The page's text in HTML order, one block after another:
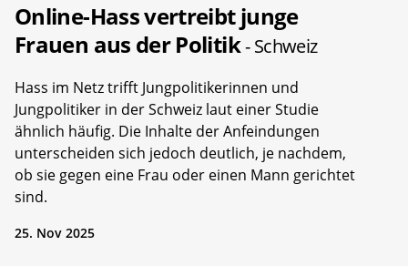
Online-Hass vertreibt junge
Frauen aus der Politik- Schweiz
Hass im Netz trifft Jungpolitikerinnen und
Jungpolitiker in der Schweiz laut einer Studie
ähnlich häufig. Die Inhalte der Anfeindungen
unterscheiden sich jedoch deutlich, je nachdem,
ob sie gegen eine Frau oder einen Mann gerichtet
sind.
25. Nov 2025